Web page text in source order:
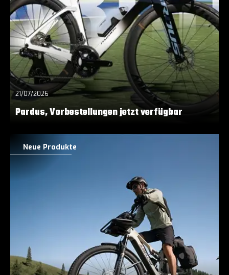
21/07/2026
Pardus, Vorbestellungen jetzt verfügbar
Neue Produkte